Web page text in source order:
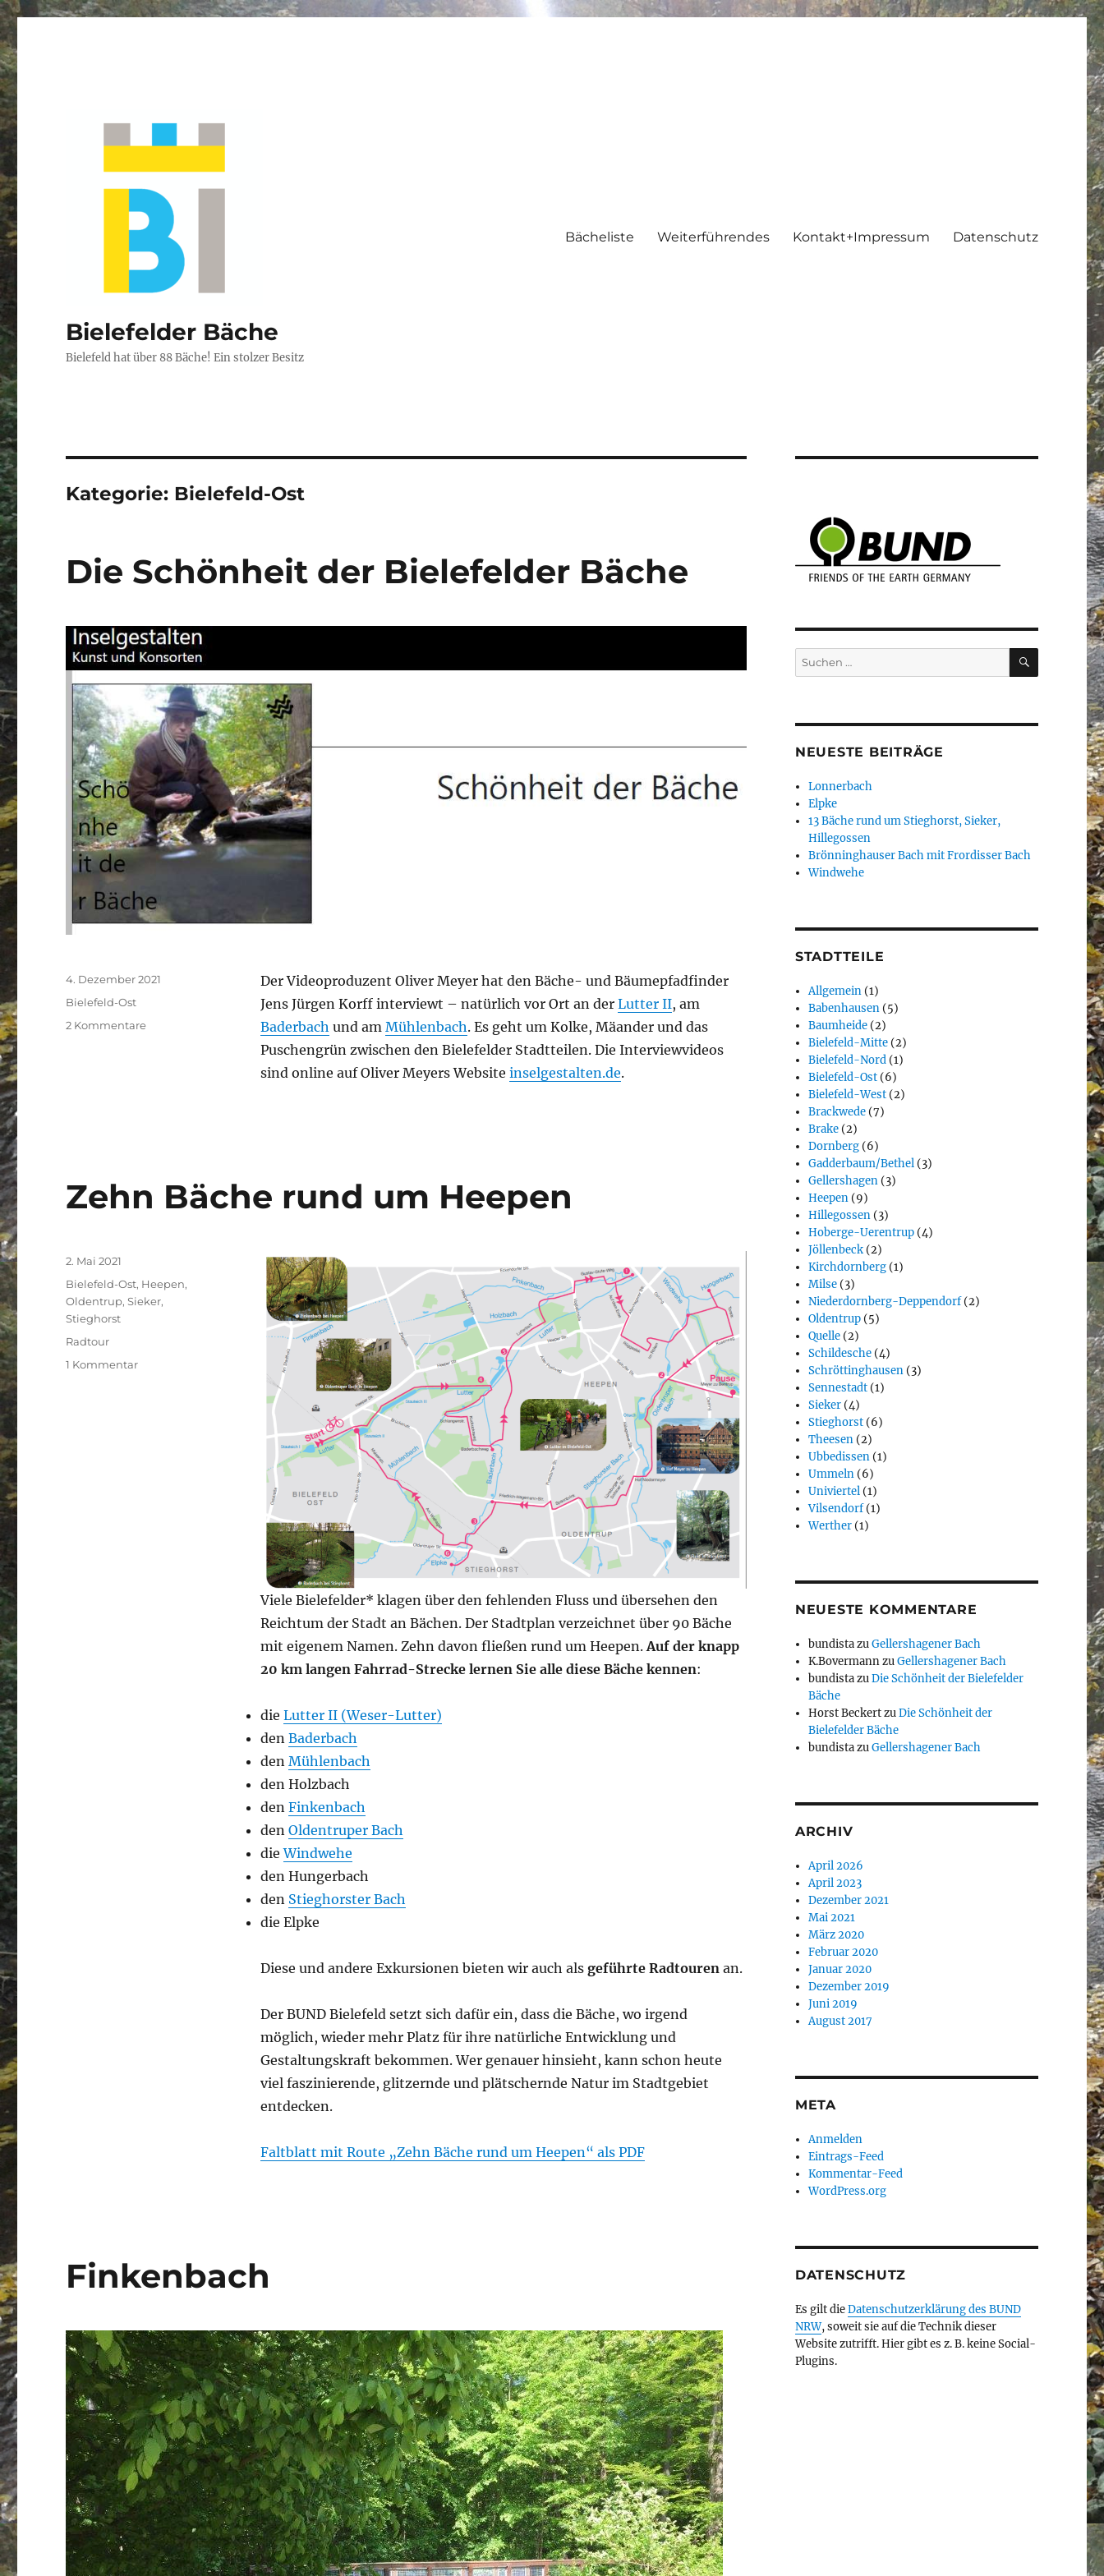
Bielefelder Bäche
Bielefeld hat über 88 Bäche! Ein stolzer Besitz
Bächeliste Weiterführendes Kontakt+Impressum Datenschutz
Kategorie: Bielefeld-Ost
Die Schönheit der Bielefelder Bäche
Der Videoproduzent Oliver Meyer hat den Bäche- und Bäumepfadfinder
Jens Jürgen Korff interviewt – natürlich vor Ort an der Lutter II, am
Baderbach und am Mühlenbach. Es geht um Kolke, Mäander und das
Puschengrün zwischen den Bielefelder Stadtteilen. Die Interviewvideos
sind online auf Oliver Meyers Website inselgestalten.de.
Veröffentlicht
am
4. Dezember 2021
Kategorien
Bielefeld-Ost
2 Kommentarezu
Zehn Bäche rund um Heepen
Viele Bielefelder* klagen über den fehlenden Fluss und übersehen den
Reichtum der Stadt an Bächen. Der Stadtplan verzeichnet über 90 Bäche
mit eigenem Namen. Zehn davon fließen rund um Heepen. Auf der knapp
20 km langen Fahrrad-Strecke lernen Sie alle diese Bäche kennen:
die Lutter II (Weser-Lutter)
den Baderbach
den Mühlenbach
den Holzbach
den Finkenbach
den Oldentruper Bach
dieWindwehe
den Hungerbach
den Stieghorster Bach
die Elpke
Diese und andere Exkursionen bieten wir auch als geführte Radtouren an.
Der BUND Bielefeld setzt sich dafür ein, dass die Bäche, wo irgend
möglich, wieder mehr Platz für ihre natürliche Entwicklung und
Gestaltungskraft bekommen. Wer genauer hinsieht, kann schon heute
viel faszinierende, glitzernde und plätschernde Natur im Stadtgebiet
entdecken.
Faltblatt mit Route „Zehn Bäche rund um Heepen“ als PDF
Veröffentlicht
am
2. Mai 2021
Kategorien
Bielefeld-Ost, Heepen,
Oldentrup,Sieker,
Stieghorst
Schlagwörter
Radtour
1 Kommentarzu
Finkenbach
Suchen
nach:
SUCHEN
NEUESTE BEITRÄGE
Lonnerbach
Elpke
13 Bäche rund um Stieghorst, Sieker,
Hillegossen
Brönninghauser Bach mit Frordisser Bach
Windwehe
STADTTEILE
Allgemein (1)
Babenhausen (5)
Baumheide (2)
Bielefeld-Mitte (2)
Bielefeld-Nord (1)
Bielefeld-Ost (6)
Bielefeld-West (2)
Brackwede (7)
Brake (2)
Dornberg (6)
Gadderbaum/Bethel (3)
Gellershagen (3)
Heepen (9)
Hillegossen (3)
Hoberge-Uerentrup (4)
Jöllenbeck (2)
Kirchdornberg (1)
Milse (3)
Niederdornberg-Deppendorf(2)
Oldentrup (5)
Quelle (2)
Schildesche (4)
Schröttinghausen (3)
Sennestadt (1)
Sieker (4)
Stieghorst (6)
Theesen (2)
Ubbedissen (1)
Ummeln (6)
Univiertel (1)
Vilsendorf(1)
Werther (1)
NEUESTE KOMMENTARE
bundistazuGellershagener Bach
K.BovermannzuGellershagener Bach
bundistazuDie Schönheit der Bielefelder
Bäche
Horst BeckertzuDie Schönheit der
Bielefelder Bäche
bundistazuGellershagener Bach
ARCHIV
April 2026
April 2023
Dezember 2021
Mai 2021
März 2020
Februar 2020
Januar 2020
Dezember 2019
Juni 2019
August 2017
META
Anmelden
Eintrags-Feed
Kommentar-Feed
WordPress.org
DATENSCHUTZ
Es gilt dieDatenschutzerklärung des BUND
NRW, soweit sie auf die Technik dieser
Website zutrifft. Hier gibt es z. B. keine Social-
Plugins.